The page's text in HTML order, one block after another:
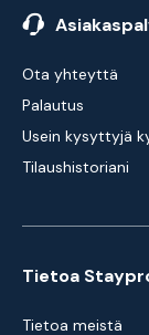
Ota yhteyttä
Palautus
Usein kysyttyjä
Tilaushistoriani
Tietoa
Tietoa meistä